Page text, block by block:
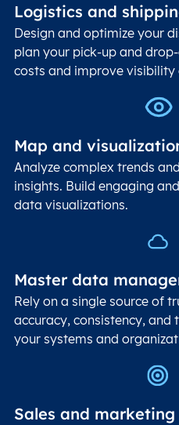
Logistics and
Design and optimize your
plan your pick-up and
costs and improve visibility
Map and
Analyze complex trends
insights. Build engaging
data visualizations.
Master data
Rely on a single source of
accuracy, consistency, and
your systems and
Sales and marketing